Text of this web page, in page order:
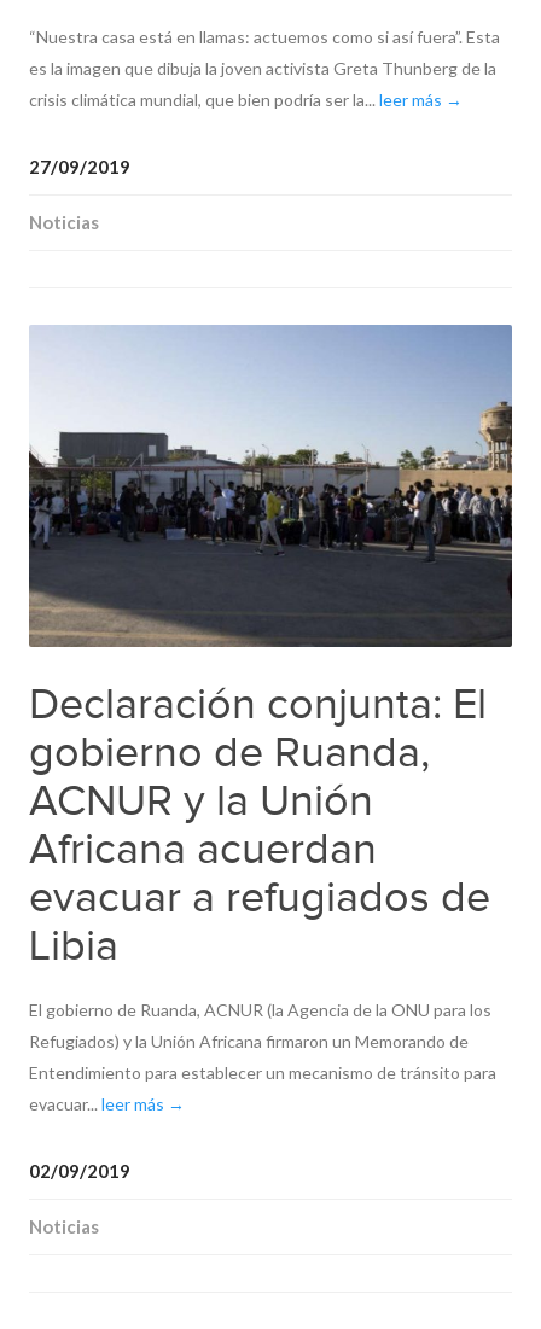
“Nuestra casa está en llamas: actuemos como si así fuera”. Esta
es la imagen que dibuja la joven activista Greta Thunberg de la
crisis climática mundial, que bien podría ser la... leer más →
27/09/2019
Noticias
Declaración conjunta: El
gobierno de Ruanda,
ACNUR y la Unión
Africana acuerdan
evacuar a refugiados de
Libia
El gobierno de Ruanda, ACNUR (la Agencia de la ONU para los
Refugiados) y la Unión Africana firmaron un Memorando de
Entendimiento para establecer un mecanismo de tránsito para
evacuar... leer más →
02/09/2019
Noticias